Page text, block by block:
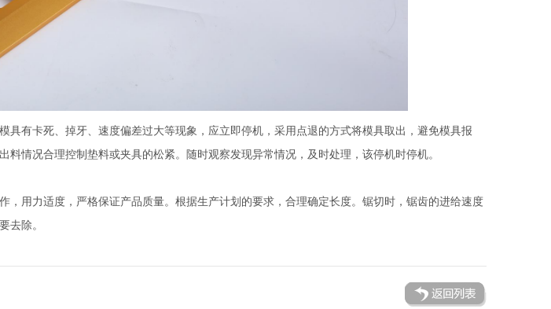
具有卡死、掉牙、速度偏差过大等现象，应立即停机，采用点退的方式将模具取出，避免模具报
料情况合理控制垫料或夹具的松紧。随时观察发现异常情况，及时处理，该停机时停机。
，用力适度，严格保证产品质量。根据生产计划的要求，合理确定长度。锯切时，锯齿的进给速度
去除。